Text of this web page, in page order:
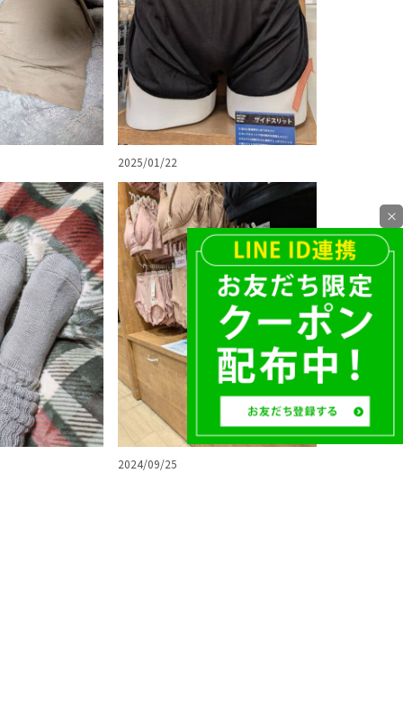
2025/01/22
2024/09/25
×